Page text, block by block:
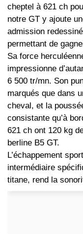
cheptel à 621 ch
notre GT y ajoute
admission
permettant de
Sa force
impressionne
6 500 tr/mn. Son
marqués que dans
cheval, et la
consistante qu’à
621 ch ont 120 kg
berline B5 GT.
L’échappement
intermédiaire
titane, rend la